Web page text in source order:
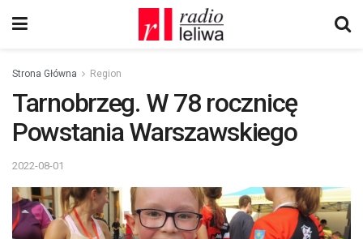
Strona Główna Region
Tarnobrzeg. W 78 rocznicę
Powstania Warszawskiego
2022-08-01